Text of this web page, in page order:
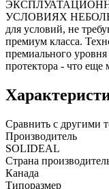
УСЛОВИЯХ
для условий, не
премиум класса.
премиального
протектора - что
Сравнить с другими
Производитель
SOLIDEAL
Страна
Канада
Типоразмер